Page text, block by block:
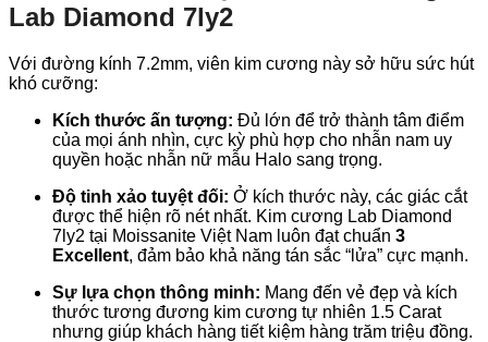
Lab Diamond 7ly2
Với đường kính 7.2mm, viên kim cương này sở hữu sức hút
khó cưỡng:
Kích thước ấn tượng: Đủ lớn để trở thành tâm điểm
của mọi ánh nhìn, cực kỳ phù hợp cho nhẫn nam uy
quyền hoặc nhẫn nữ mẫu Halo sang trọng.
Độ tinh xảo tuyệt đối: Ở kích thước này, các giác cắt
được thể hiện rõ nét nhất. Kim cương Lab Diamond
7ly2 tại Moissanite Việt Nam luôn đạt chuẩn 3
Excellent, đảm bảo khả năng tán sắc “lửa” cực mạnh.
Sự lựa chọn thông minh: Mang đến vẻ đẹp và kích
thước tương đương kim cương tự nhiên 1.5 Carat
nhưng giúp khách hàng tiết kiệm hàng trăm triệu đồng.